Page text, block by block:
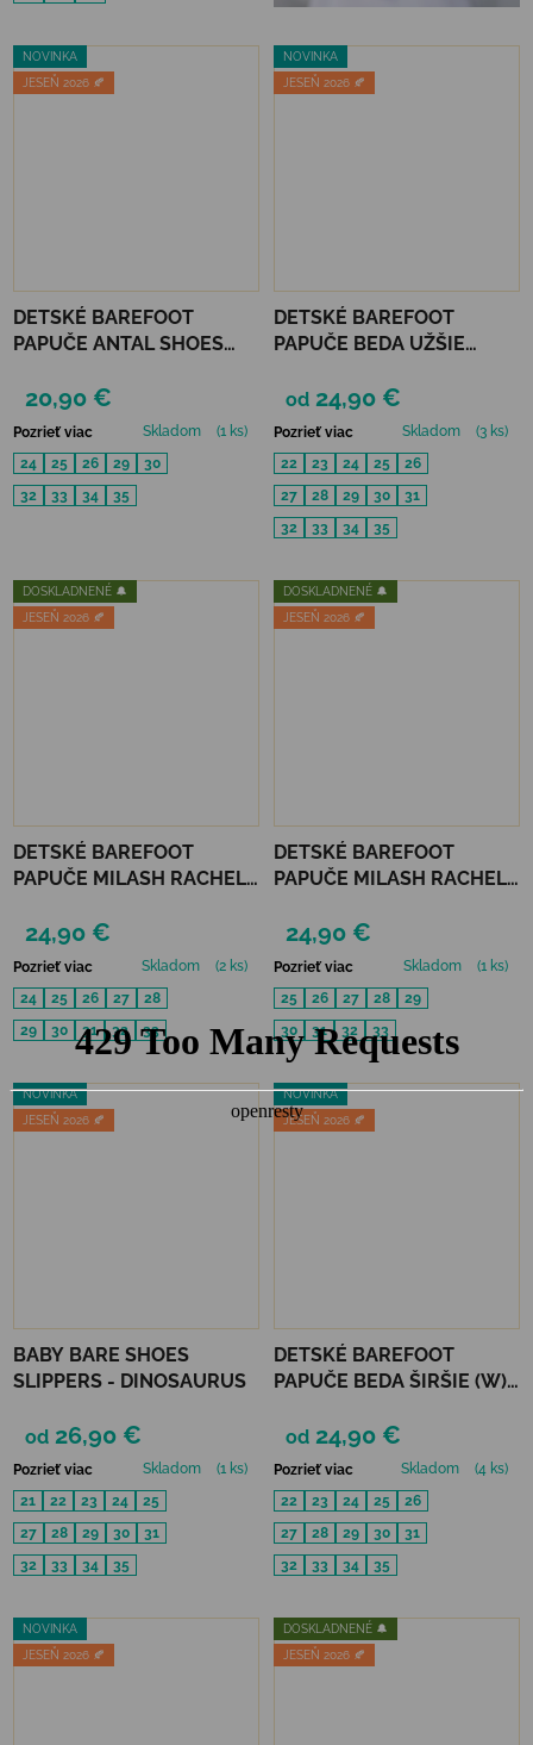
NOVINKA
JESEŇ 2026 🍂
DETSKÉ BAREFOOT
PAPUČE ANTAL SHOES
20,90 €
Pozrieť viac Skladom
(1 ks)
24
25 26 29
30
32
33 34 35
NOVINKA
JESEŇ 2026 🍂
DETSKÉ BAREFOOT
PAPUČE BEDA UŽŠIE
od 24,90 €
Pozrieť viac Skladom
(3 ks)
22
23 24 25
26
27
28 29 30
31
32
33 34 35
DOSKLADNENÉ 🔔
JESEŇ 2026 🍂
DETSKÉ BAREFOOT
PAPUČE MILASH RACHEL -
24,90 €
Pozrieť viac Skladom
(2 ks)
24
25 26 27
28
29
30 31 32 33
DOSKLADNENÉ 🔔
JESEŇ 2026 🍂
DETSKÉ BAREFOOT
PAPUČE MILASH RACHEL -
24,90 €
Pozrieť viac Skladom
(1 ks)
25
26 27 28
29
30
31 32 33
NOVINKA
JESEŇ 2026 🍂
BABY BARE SHOES
SLIPPERS - DINOSAURUS
od 26,90 €
Pozrieť viac Skladom
(1 ks)
21
22 23 24
25
27
28 29 30
31
32
33 34 35
NOVINKA
JESEŇ 2026 🍂
DETSKÉ BAREFOOT
PAPUČE BEDA ŠIRŠIE (W) -
od 24,90 €
Pozrieť viac Skladom
(4 ks)
22
23 24 25
26
27
28 29 30
31
32
33 34 35
NOVINKA
JESEŇ 2026 🍂
DOSKLADNENÉ 🔔
JESEŇ 2026 🍂